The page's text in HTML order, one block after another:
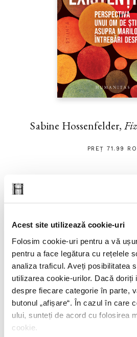
Acest site utilizează cookie-uri
Folosim cookie-uri pentru a vă
pentru a face legătura cu rețelele
analiza traficul. Aveți posibilitatea
utilizarea cookie-urilor. Dacă doriți
despre fiecare categorie în parte,
butonul „ afișare“. În cazul în care
ului, sunteți de acord cu folosirea
cookie.
Sabine Hossenfelder,
PREȚ 71.99